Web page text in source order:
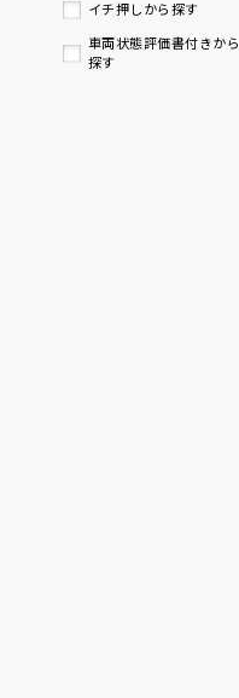
イチ押しから探す
車両状態評価書付きから
探す